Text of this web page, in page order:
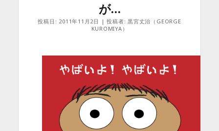
が…
投稿日: 2011年11月2日 | 投稿者: 黒宮丈治（GEORGE
KUROMIYA）